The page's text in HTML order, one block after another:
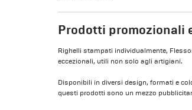
Prodotti promozionali
Righelli stampati individualmente,
eccezionali, utili non solo agli artigiani.
Disponibili in diversi design, formati e
questi prodotti sono un mezzo